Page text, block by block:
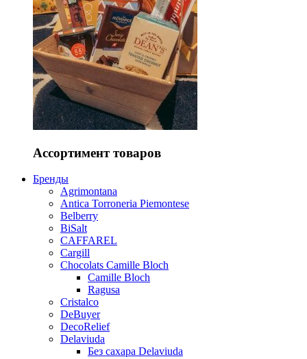
Ассортимент товаров
Бренды
Agrimontana
Antica Torroneria Piemontese
Belberry
BiSalt
CAFFAREL
Cargill
Chocolats Camille Bloch
Camille Bloch
Ragusa
Cristalco
DeBuyer
DecoRelief
Delaviuda
Без сахара Delaviuda